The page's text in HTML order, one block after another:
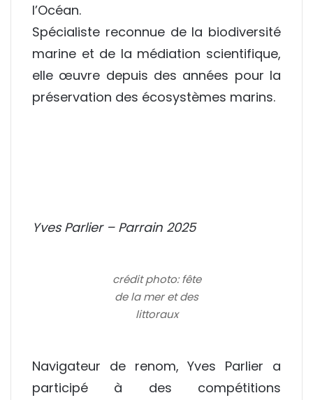
l’Océan.
Spécialiste reconnue de la biodiversité
marine et de la médiation scientifique,
elle œuvre depuis des années pour la
préservation des écosystèmes marins.
Yves Parlier – Parrain 2025
crédit photo: fête
de la mer et des
littoraux
Navigateur de renom,Yves Parlier a
participé à des compétitions